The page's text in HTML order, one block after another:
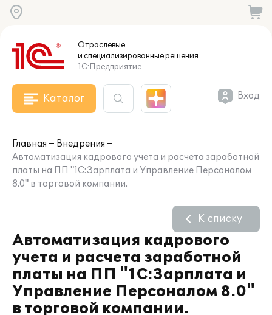
Отраслевые
и специализированныерешения
1С:Предприятие
Каталог Вход
Главная
Внедрения
Автоматизация кадрового учета и расчета заработной
платы на ПП "1С:Зарплата и Управление Персоналом
8.0" в торговой компании.
Автоматизация кадрового
учета и расчета заработной
платы на ПП "1С:Зарплата и
Управление Персоналом 8.0"
в торговой компании.
К списку